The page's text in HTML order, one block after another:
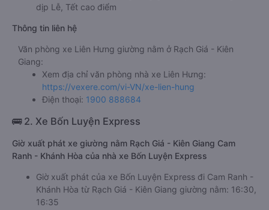
dịp Lễ, Tết cao điểm
Thông tin liên hệ
Văn phòng xe Liên Hưng giường nằm ở Rạch Giá - Kiên
Giang:
Xem địa chỉ văn phòng nhà xe Liên Hưng:
https://vexere.com/vi-VN/xe-lien-hung
Điện thoại: 1900 888684
🚌 2. Xe Bốn Luyện Express
Giờ xuất phát xe giường nằm Rạch Giá - Kiên Giang Cam
Ranh - Khánh Hòa của nhà xe Bốn Luyện Express
Giờ xuất phát của xe Bốn Luyện Express đi Cam Ranh -
Khánh Hòa từ Rạch Giá - Kiên Giang giường nằm: 16:30,
16:35